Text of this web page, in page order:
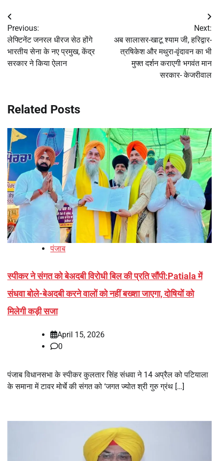
Post
navigation
Previous:
लेफ्टिनेंट जनरल धीरज सेठ होंगे
भारतीय सेना के नए प्रमुख, केंद्र
सरकार ने किया ऐलान
Next:
अब सालासर-खाटू श्याम जी, हरिद्वार-
त्रषिकेश और मथुरा-वृंदावन का भी
मुफ्त दर्शन कराएगी भगवंत मान
सरकार- केजरीवाल
Related Posts
पंजाब
स्पीकर ने संगत को बेअदबी विरोधी बिल की प्रति सौंपी:Patiala में
संधवा बोले-बेअदबी करने वालों को नहीं बख्शा जाएगा, दोषियों को
मिलेगी कड़ी सजा
April 15, 2026
0
पंजाब विधानसभा के स्पीकर कुलतार सिंह संधवा ने 14 अप्रैल को पटियाला
के समाना में टावर मोर्चे की संगत को ‘जगत ज्योत श्री गुरु ग्रंथ […]